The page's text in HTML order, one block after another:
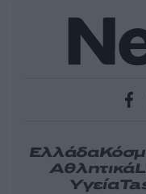
Ελλάδα
Αθλητικά
Υγεία